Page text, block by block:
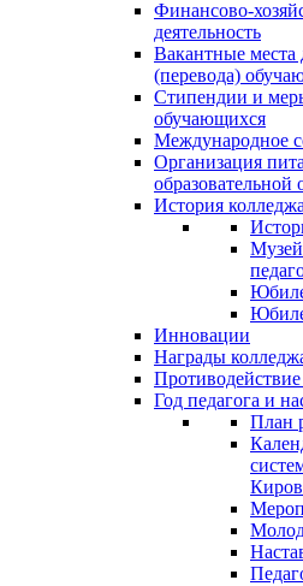
Финансово-
деятельность
Вакантные места
(перевода)
Стипендии и
обучающихся
Международное
Организация
образовательной
История колледжа
Инновации
Награды
Год педагога и
План